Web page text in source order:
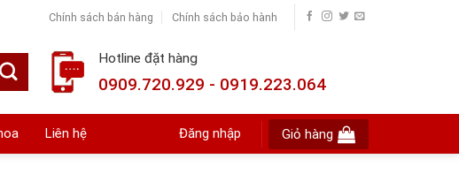
Chính sách bán hàng Chính sách bảo hành
Hotline đặt hàng
0909.720.929 - 0919.223.064
Liên hệ Đăng nhập Giỏ hàng